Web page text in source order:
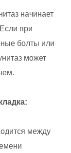
начинает
при
болты или
может
между